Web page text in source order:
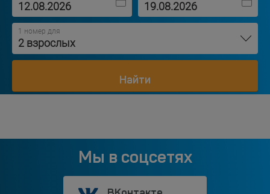
1 номер для
2 взрослых
Найти
Мы в соцсетях